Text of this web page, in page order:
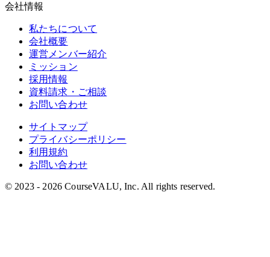
会社情報
私たちについて
会社概要
運営メンバー紹介
ミッション
採用情報
資料請求・ご相談
お問い合わせ
サイトマップ
プライバシーポリシー
利用規約
お問い合わせ
©︎ 2023 - 2026 CourseVALU, Inc. All rights reserved.